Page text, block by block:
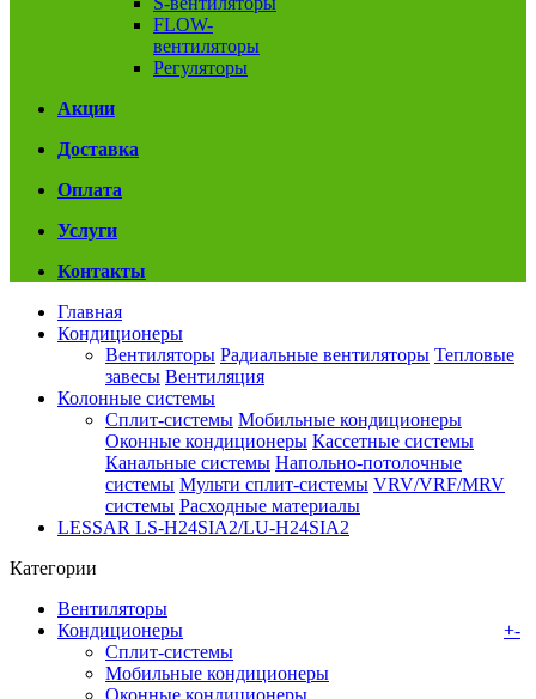
FLOW-
вентиляторы
Регуляторы
Акции
Доставка
Оплата
Услуги
Контакты
Главная
Кондиционеры
Вентиляторы Радиальные вентиляторы Тепловые
завесы Вентиляция
Колонные системы
Сплит-системы Мобильные кондиционеры
Оконные кондиционеры Кассетные системы
Канальные системы Напольно-потолочные
системы Мульти сплит-системы VRV/VRF/MRV
системы Расходные материалы
LESSAR LS-H24SIA2/LU-H24SIA2
Категории
Вентиляторы
Кондиционеры
+-
Сплит-системы
Мобильные кондиционеры
Оконные кондиционеры